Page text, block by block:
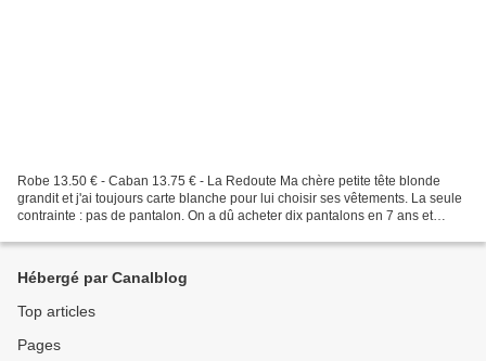
Robe 13.50 € - Caban 13.75 € - La Redoute Ma chère petite tête blonde
grandit et j'ai toujours carte blanche pour lui choisir ses vêtements. La seule
contrainte : pas de pantalon. On a dû acheter dix pantalons en 7 ans et
Hébergé par Canalblog
Top articles
Pages